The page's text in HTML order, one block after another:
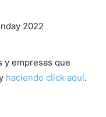
2022
y empresas que
haciendo click aquí.